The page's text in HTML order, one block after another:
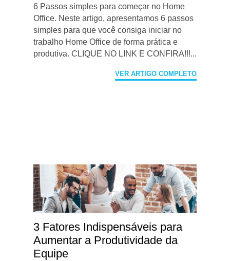
6 Passos simples para começar no Home
Office. Neste artigo, apresentamos 6 passos
simples para que você consiga iniciar no
trabalho Home Office de forma prática e
produtiva. CLIQUE NO LINK E CONFIRA!!!...
VER ARTIGO COMPLETO
3 Fatores Indispensáveis para
Aumentar a Produtividade da
Equipe